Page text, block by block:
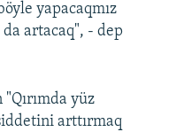
yapacaqmız
da artacaq", - dep
yüz
arttırmaq